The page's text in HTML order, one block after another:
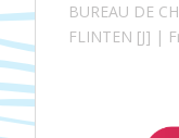
BUREAU DE
FLINTEN [J] |